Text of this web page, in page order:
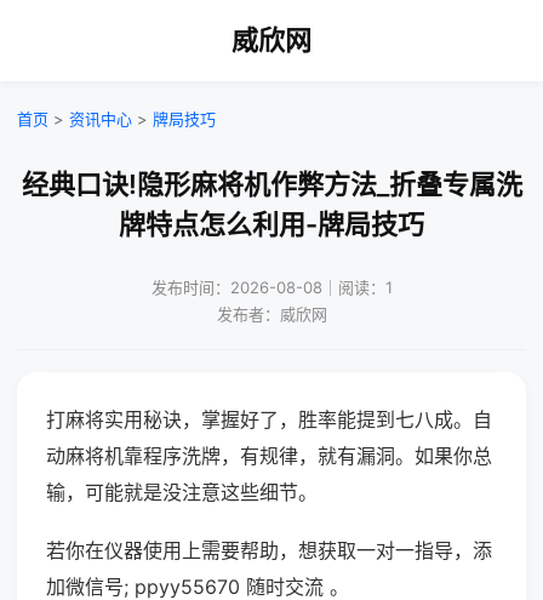
威欣网
首页 > 资讯中心 > 牌局技巧
经典口诀!隐形麻将机作弊方法_折叠专属洗
牌特点怎么利用-牌局技巧
发布时间：2026-08-08｜阅读：1
发布者：威欣网
打麻将实用秘诀，掌握好了，胜率能提到七八成。自
动麻将机靠程序洗牌，有规律，就有漏洞。如果你总
输，可能就是没注意这些细节。
若你在仪器使用上需要帮助，想获取一对一指导，添
加微信号; ppyy55670 随时交流 。